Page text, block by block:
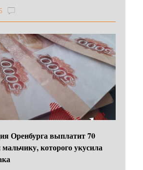
Оренбурга выплатит 70
которого укусила